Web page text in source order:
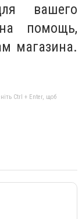
вашего
помощь,
магазина.
Ctrl + Enter, щоб